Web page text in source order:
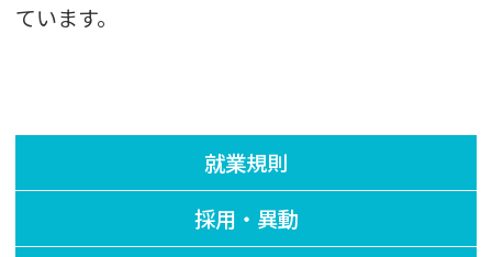
ています。
就業規則
採用・異動